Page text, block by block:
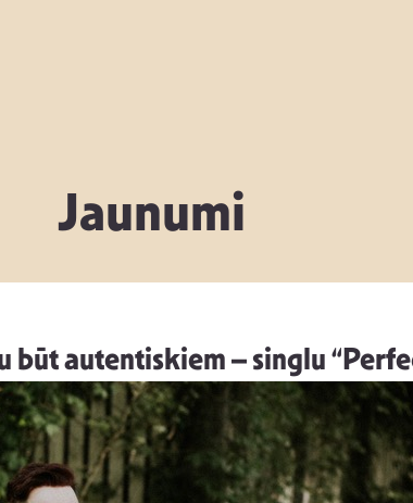
Jaunumi
būt autentiskiem – singlu